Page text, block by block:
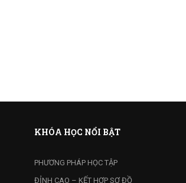
KHÓA HỌC NỔI BẬT
PHƯƠNG PHÁP HỌC TẬP
ĐỈNH CAO – KẾT HỢP SƠ ĐỒ